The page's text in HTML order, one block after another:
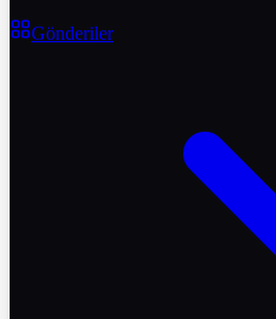
Gönderiler